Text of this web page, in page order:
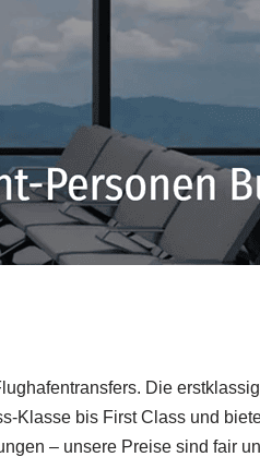
Die
Klasse bis First Class und
– unsere Preise sind fair